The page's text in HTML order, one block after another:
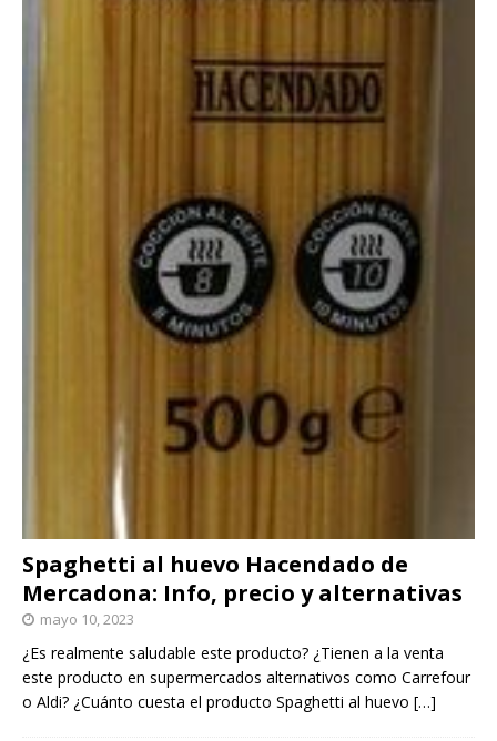
Spaghetti al huevo Hacendado de
Mercadona: Info, precio y alternativas
mayo 10, 2023
¿Es realmente saludable este producto? ¿Tienen a la venta
este producto en supermercados alternativos como Carrefour
o Aldi? ¿Cuánto cuesta el producto Spaghetti al huevo […]